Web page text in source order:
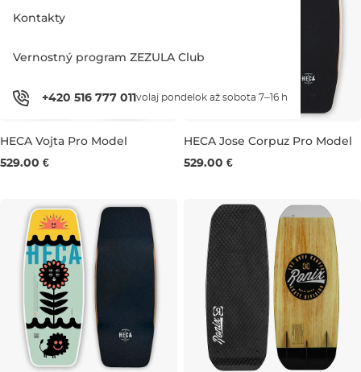
Kontakty
Vernostný program ZEZULA Club
+420 516 777 011 volaj pondelok až sobota 7–16 h
HECA Vojta Pro Model
529.00 €
HECA Jose Corpuz Pro Model
529.00 €